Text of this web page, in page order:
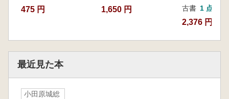
475 円 1,650 円 古書 1 点
2,376 円
最近見た本
小田原城総